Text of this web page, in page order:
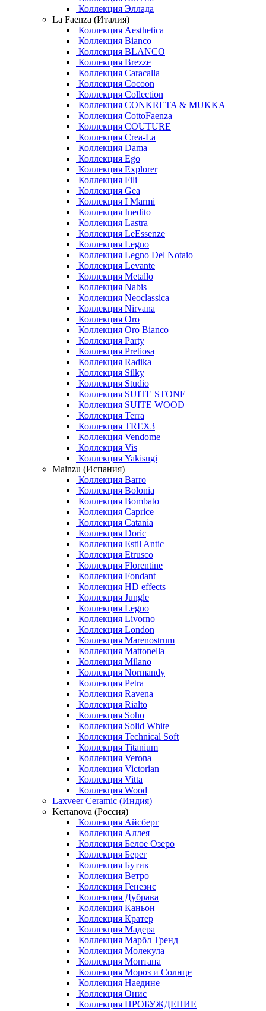
Коллекция Эллада
La Faenza (Италия)
Коллекция Aesthetica
Коллекция Bianco
Коллекция BLANCO
Коллекция Brezze
Коллекция Caracalla
Коллекция Cocoon
Коллекция Collection
Коллекция CONKRETA & MUKKA
Коллекция CottoFaenza
Коллекция COUTURE
Коллекция Crea-La
Коллекция Dama
Коллекция Ego
Коллекция Explorer
Коллекция Fili
Коллекция Gea
Коллекция I Marmi
Коллекция Inedito
Коллекция Lastra
Коллекция LeEssenze
Коллекция Legno
Коллекция Legno Del Notaio
Коллекция Levante
Коллекция Metallo
Коллекция Nabis
Коллекция Neoclassica
Коллекция Nirvana
Коллекция Oro
Коллекция Oro Bianco
Коллекция Party
Коллекция Pretiosa
Коллекция Radika
Коллекция Silky
Коллекция Studio
Коллекция SUITE STONE
Коллекция SUITE WOOD
Коллекция Terra
Коллекция TREX3
Коллекция Vendome
Коллекция Vis
Коллекция Yakisugi
Mainzu (Испания)
Коллекция Barro
Коллекция Bolonia
Коллекция Bombato
Коллекция Caprice
Коллекция Catania
Коллекция Doric
Коллекция Estil Antic
Коллекция Etrusco
Коллекция Florentine
Коллекция Fondant
Коллекция HD effects
Коллекция Jungle
Коллекция Legno
Коллекция Livorno
Коллекция London
Коллекция Marenostrum
Коллекция Mattonella
Коллекция Milano
Коллекция Normandy
Коллекция Petra
Коллекция Ravena
Коллекция Rialto
Коллекция Soho
Коллекция Solid White
Коллекция Technical Soft
Коллекция Titanium
Коллекция Verona
Коллекция Victorian
Коллекция Vitta
Коллекция Wood
Laxveer Ceramic (Индия)
Kerranova (Россия)
Коллекция Айсберг
Коллекция Аллея
Коллекция Белое Озеро
Коллекция Берег
Коллекция Бутик
Коллекция Ветро
Коллекция Генезис
Коллекция Дубрава
Коллекция Каньон
Коллекция Кратер
Коллекция Мадера
Коллекция Марбл Тренд
Коллекция Молекула
Коллекция Монтана
Коллекция Мороз и Солнце
Коллекция Наедине
Коллекция Онис
Коллекция ПРОБУЖДЕНИЕ